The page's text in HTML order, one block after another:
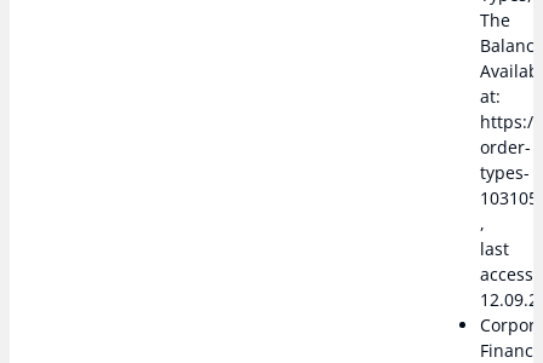
The
at:
https://
order-
types-
,
last
Finance